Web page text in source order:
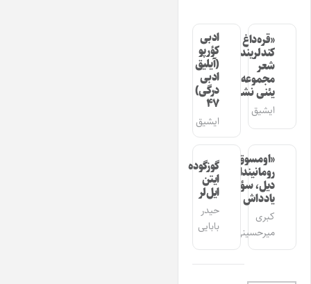
«قره‌داغ
کندلرینده»
شعر
مجموعه‌سینین
یئنی نشری
ایشیق
ادبی
کؤرپو
(آیلیق
ادبی
درگی)
۴۷
ایشیق
«اومسوق»
رومانیندا
دیل، سؤز،
یادداش
کبری
میرحسینی
گوزگوده
ایتن
ایل‌لر
حیدر
بابایی